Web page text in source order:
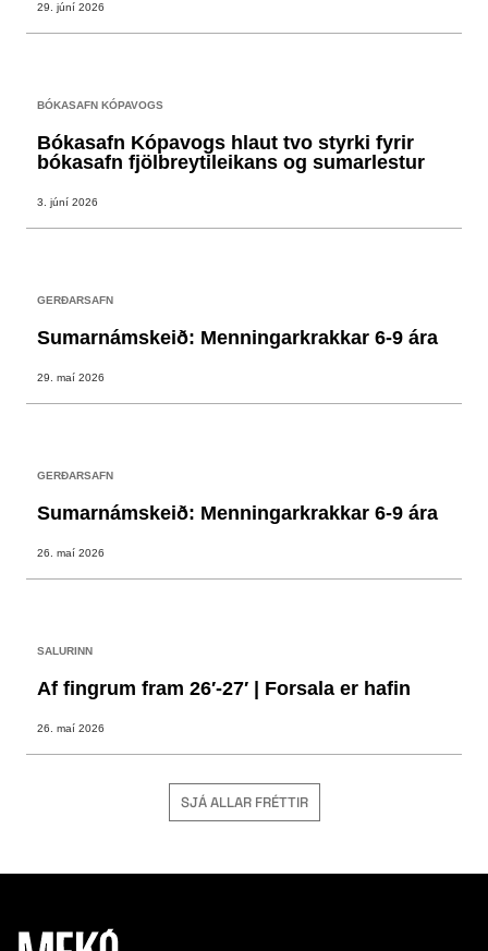
29. júní 2026
BÓKASAFN KÓPAVOGS
Bókasafn Kópavogs hlaut tvo styrki fyrir
bókasafn fjölbreytileikans og sumarlestur
3. júní 2026
GERÐARSAFN
Sumarnámskeið: Menningarkrakkar 6-9 ára
29. maí 2026
GERÐARSAFN
Sumarnámskeið: Menningarkrakkar 6-9 ára
26. maí 2026
SALURINN
Af fingrum fram 26′-27′ | Forsala er hafin
26. maí 2026
SJÁ ALLAR FRÉTTIR